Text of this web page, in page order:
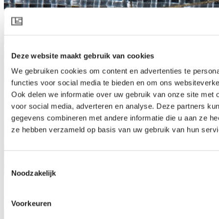
Deze website maakt gebruik van cookies
We gebruiken cookies om content en advertenties te
functies voor social media te bieden en om ons
Ook delen we informatie over uw gebruik van onze site met
voor social media, adverteren en analyse. Deze partners
gegevens combineren met andere informatie die u aan ze
ze hebben verzameld op basis van uw gebruik van hun
Noodzakelijk
Voorkeuren